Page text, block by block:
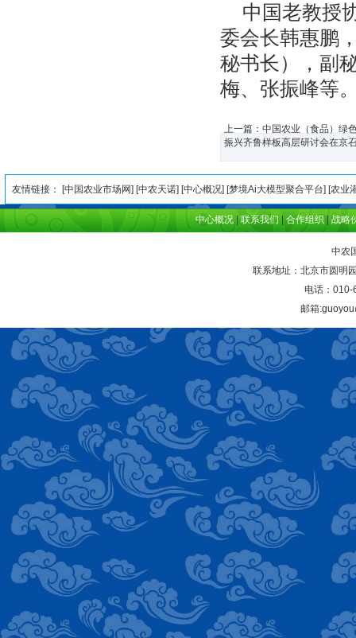
中国老教授
委会长韩惠鹏
秘书长），副
梅、张振峰等
上一篇： 中国农业（食品）绿
振兴齐鲁样板高层研讨会在京
友情链接： [中国农业市场网] [中农天诺] [中心概况] [梦境Ai大模型聚合平台] [农业
中心概况|联系我们| 合作组织 |战略
中农
联系地址：北京市圆明
电话：
邮箱